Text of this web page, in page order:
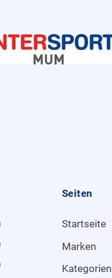
Seiten
Startseite
Marken
Kategorien